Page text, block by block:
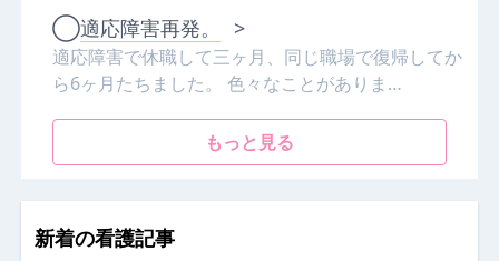
◯適応障害再発。 >
適応障害で休職して三ヶ月、同じ職場で復帰してか
ら6ヶ月たちました。 色々なことがありま…
もっと見る
新着の看護記事